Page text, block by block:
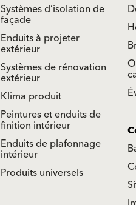
Systèmes d’isolation de
façade
Enduits à projeter
extérieur
Systèmes de rénovation
extérieur
Klima produit
Peintures et enduits de
finition intérieur
Enduits de plafonnage
intérieur
Produits universels